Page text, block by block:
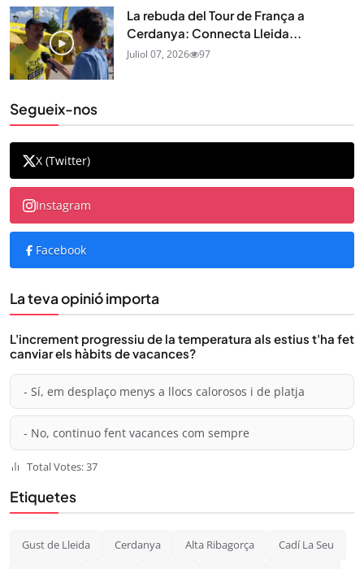
La rebuda del Tour de França a
Cerdanya: Connecta Lleida...
Juliol 07, 2026 97
Segueix-nos
X (Twitter)
Instagram
Facebook
La teva opinió importa
L'increment progressiu de la temperatura als estius t'ha fet
canviar els hàbits de vacances?
- Sí, em desplaço menys a llocs calorosos i de platja
- No, continuo fent vacances com sempre
Total Votes: 37
Etiquetes
Gust de Lleida Cerdanya Alta Ribagorça Cadí La Seu